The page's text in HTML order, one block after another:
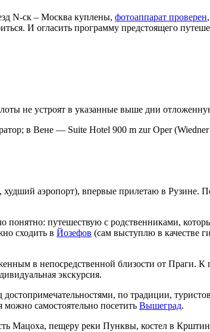
N-ск – Москва куплены, фотоаппарат проверен
И огласить программу предстоящего
не устроят в указанные выше дни
в Вене — Suite Hotel 900 m zur Oper (Wiedner
аэропорт), впервые прилетаю в Рузине.
понятно: путешествую с родственниками,
сходить в Йозефов (сам выступлю в качестве
в непосредственной близости от Праги.
экскурсия.
по традиции,
самостоятельно посетить Вышеград.
Мацоха, пещеру реки Пунквы, костел в